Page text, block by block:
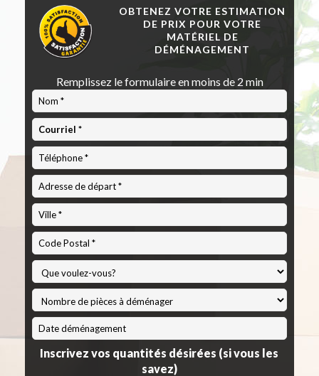
OBTENEZ VOTRE ESTIMATION
DE PRIX POUR VOTRE
MATÉRIEL DE
DÉMÉNAGEMENT
Remplissez le formulaire en moins de 2 min
Code
Postal
MM
slash
Inscrivez vos quantités désirées (si vous les
savez)